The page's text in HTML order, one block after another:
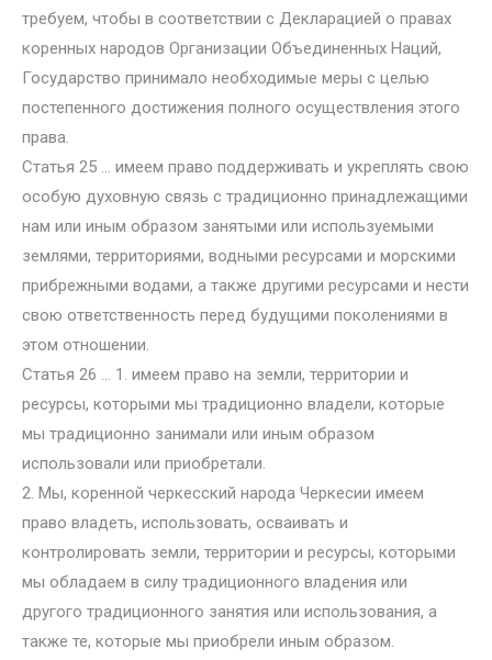
требуем, чтобы в соответствии с Декларацией о правах
коренных народов Организации Объединенных Наций,
Государство принимало необходимые меры с целью
постепенного достижения полного осуществления этого
права.
Статья 25 … имеем право поддерживать и укреплять свою
особую духовную связь с традиционно принадлежащими
нам или иным образом занятыми или используемыми
землями, территориями, водными ресурсами и морскими
прибрежными водами, а также другими ресурсами и нести
свою ответственность перед будущими поколениями в
этом отношении.
Статья 26 … 1. имеем право на земли, территории и
ресурсы, которыми мы традиционно владели, которые
мы традиционно занимали или иным образом
использовали или приобретали.
2. Мы, коренной черкесский народа Черкесии имеем
право владеть, использовать, осваивать и
контролировать земли, территории и ресурсы, которыми
мы обладаем в силу традиционного владения или
другого традиционного занятия или использования, а
также те, которые мы приобрели иным образом.